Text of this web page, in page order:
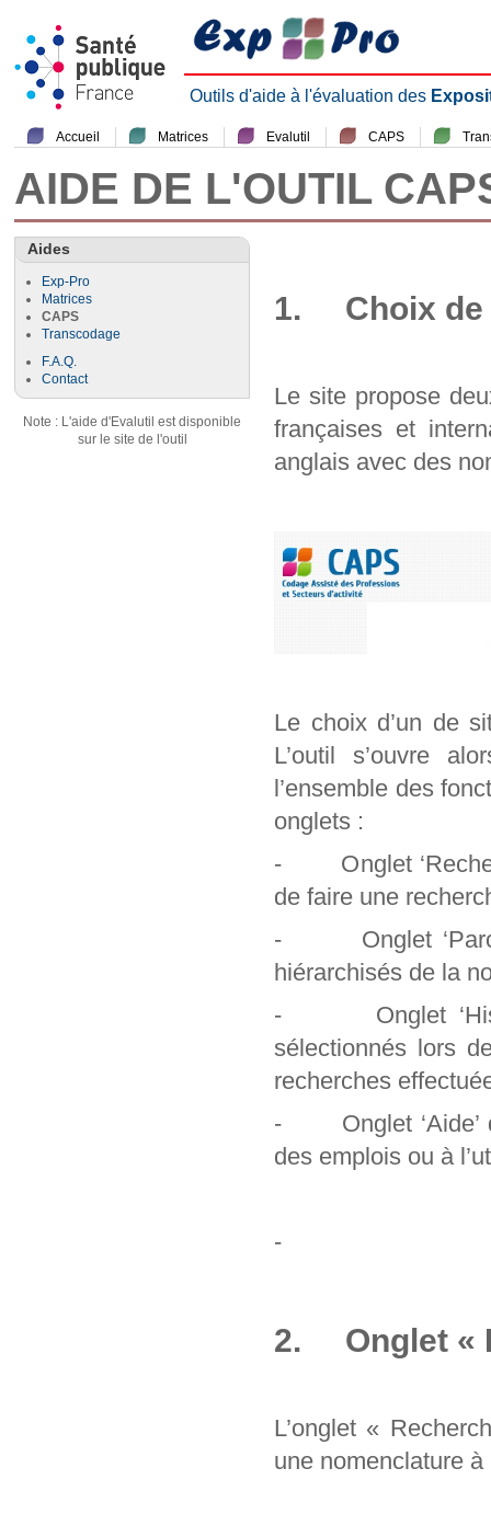
Outils d'aide à l'évaluation des
Accueil Matrices Evalutil CAPS
AIDE DE L'OUTIL
Aides
Exp-Pro
Matrices
CAPS
Transcodage
F.A.Q.
Contact
Note : L'aide d'Evalutil est disponible
sur le site de l'outil
1. Choix de
Le site propose
françaises et
anglais avec des
Le choix d’un de
L’outil s’ouvre
l’ensemble des
onglets :
- Onglet
de faire une
- Onglet
hiérarchisés de la
- Onglet
sélectionnés lors
recherches
- Onglet ‘Aide’
des emplois ou à
-
2. Onglet «
L’onglet «
une nomenclature